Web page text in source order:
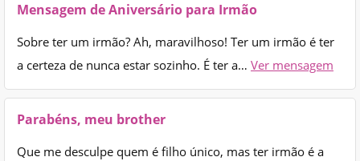
Mensagem de Aniversário para Irmão
Sobre ter um irmão? Ah, maravilhoso! Ter um irmão é ter
a certeza de nunca estar sozinho. É ter a… Ver mensagem
Parabéns, meu brother
Que me desculpe quem é filho único, mas ter irmão é a